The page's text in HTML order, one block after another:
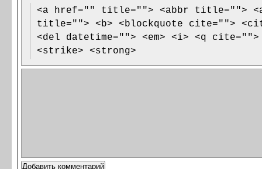
<a href="" title=""> <abbr title="">
title=""> <b> <blockquote cite="">
<del datetime=""> <em> <i> <q cite="">
<strike> <strong>